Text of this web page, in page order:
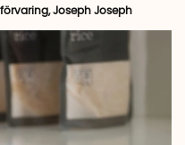
Joseph Joseph